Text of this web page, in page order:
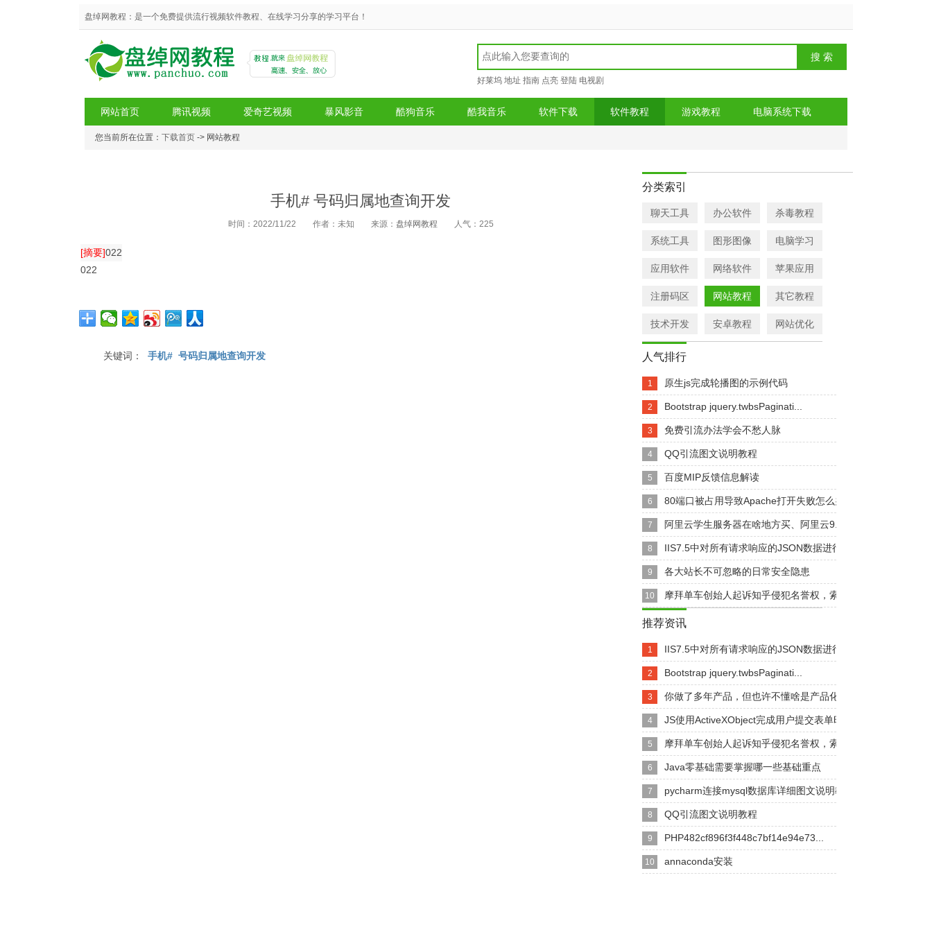
盘绰网教程：是一个免费提供流行视频软件教程、在线学习分享的学习平台！
盘绰网教程
好莱坞 地址 指南 点亮 登陆 电视剧
网站首页 腾讯视频 爱奇艺视频 暴风影音 酷狗音乐 酷我音乐 软件下载 软件教程 游戏教程 电脑系统下载
您当前所在位置： 下载首页 -> 网站教程
手机# 号码归属地查询开发
时间：2022/11/22 作者：未知 来源： 盘绰网教程 人气： 225
[摘要]022
022
关键词： 手机# 号码归属地查询开发
分类索引
聊天工具 办公软件 杀毒教程
系统工具 图形图像 电脑学习
应用软件 网络软件 苹果应用
注册码区 网站教程 其它教程
技术开发 安卓教程 网站优化
人气排行
1 原生js完成轮播图的示例代码
2 Bootstrap jquery.twbsPaginati...
3 免费引流办法学会不愁人脉
4 QQ引流图文说明教程
5 百度MIP反馈信息解读
6 80端口被占用导致Apache打开失败怎么办、电脑80端口...
7 阿里云学生服务器在啥地方买、阿里云9.9元学生专享云服务
8 IIS7.5中对所有请求响应的JSON数据进行GZIP编码
9 各大站长不可忽略的日常安全隐患
10 摩拜单车创始人起诉知乎侵犯名誉权，索赔10万元
推荐资讯
1 IIS7.5中对所有请求响应的JSON数据进行GZIP编码
2 Bootstrap jquery.twbsPaginati...
3 你做了多年产品，但也许不懂啥是产品化
4 JS使用ActiveXObject完成用户提交表单时屏蔽敏...
5 摩拜单车创始人起诉知乎侵犯名誉权，索赔10万元
6 Java零基础需要掌握哪一些基础重点
7 pycharm连接mysql数据库详细图文说明教程
8 QQ引流图文说明教程
9 PHP482cf896f3f448c7bf14e94e73...
10 annaconda安装